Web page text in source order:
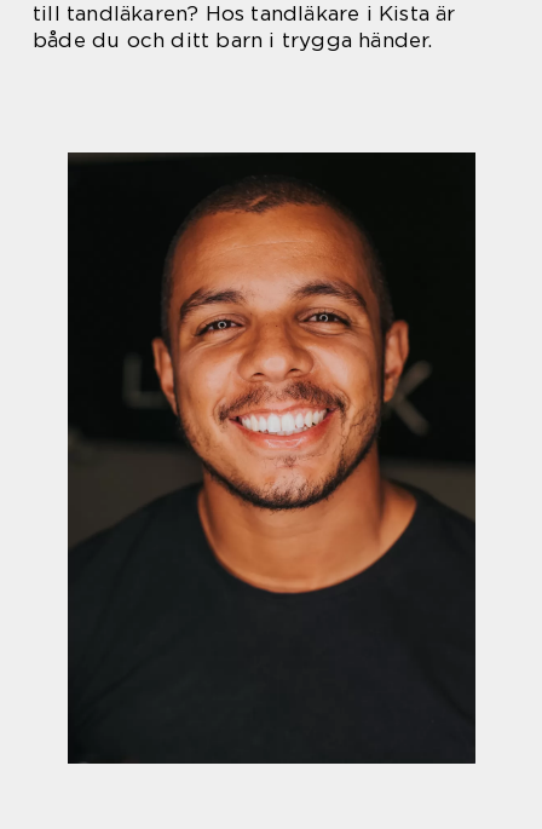
till tandläkaren? Hos tandläkare i Kista är
både du och ditt barn i trygga händer.